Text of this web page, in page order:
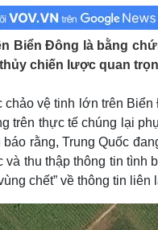
bóng đá
thao
Ô tô -
Ô tô
Xe máy
Tư vấn
- Điện ảnh
Giải trí
Nghệ sĩ
Thời
Sao Việt
Biển Đông là bằng
chiến lược quan
vệ tinh lớn trên
thực tế chúng lại
rằng, Trung Quốc
và thu thập thông tin tình
chết” về thông tin liên